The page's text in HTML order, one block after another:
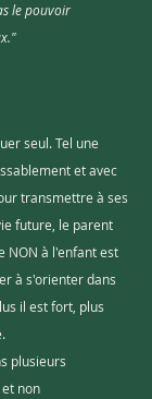
le pouvoir
seul. Tel une
et avec
transmettre à ses
future, le parent
NON à l'enfant est
à s'orienter dans
il est fort, plus
plusieurs
non